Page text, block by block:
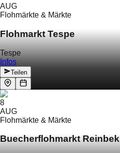
AUG
Flohmärkte & Märkte
Flohmarkt Tespe
Tespe
Infos
Teilen
8
AUG
Flohmärkte & Märkte
Buecherflohmarkt Reinbek